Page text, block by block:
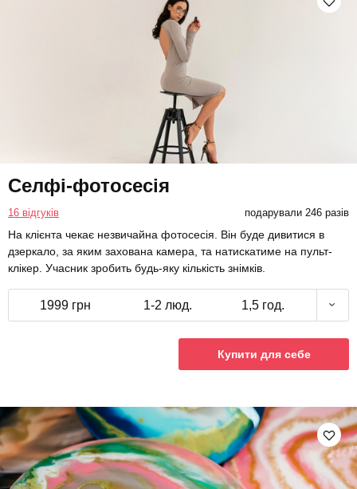
Селфі-фотосесія
16 відгуків подарували 246 разів
На клієнта чекає незвичайна фотосесія. Він буде дивитися в
дзеркало, за яким захована камера, та натискатиме на пульт-
клікер. Учасник зробить будь-яку кількість знімків.
1999 грн 1-2 люд. 1,5 год.
Купити для себе